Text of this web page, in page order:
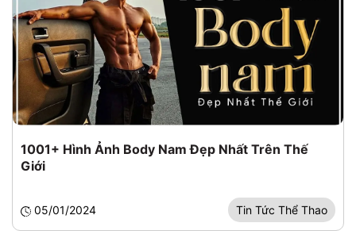
1001+ Hình Ảnh Body Nam Đẹp Nhất Trên Thế
Giới
05/01/2024 Tin Tức Thể Thao